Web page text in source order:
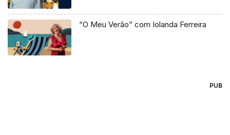
“O Meu Verão” com Iolanda Ferreira
PUB